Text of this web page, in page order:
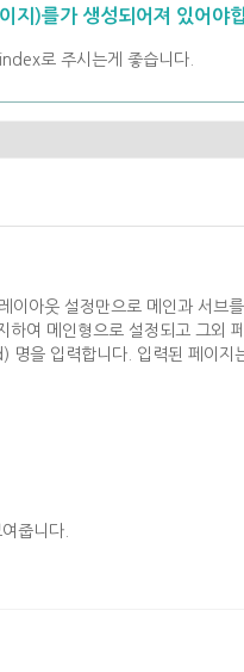
지)를가 생성되어져 있어야
로 주시는게 좋습니다.
이아웃 설정만으로 메인과 서브
여 메인형으로 설정되고 그외
을 입력합니다. 입력된 페이
줍니다.